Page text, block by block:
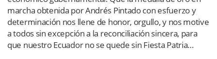
marcha obtenida por Andrés Pintado con esfuerzo y
determinación nos llene de honor, orgullo, y nos motive
a todos sin excepción a la reconciliación sincera, para
que nuestro Ecuador no se quede sin Fiesta Patria…